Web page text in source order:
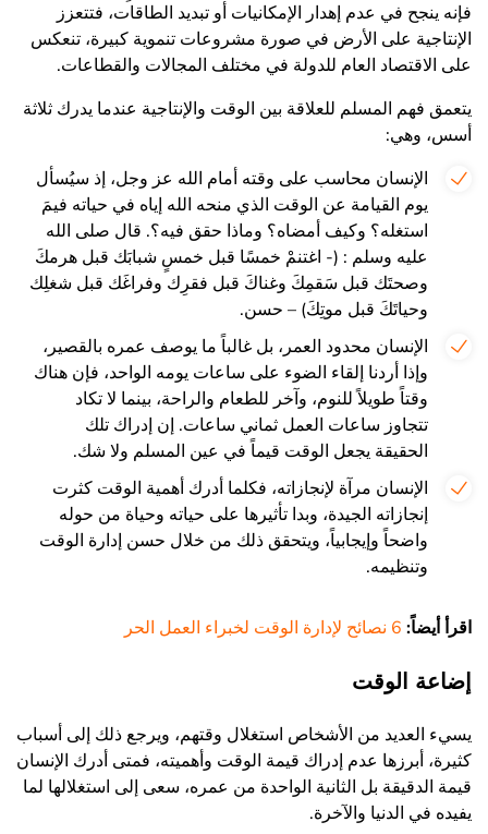
فإنه ينجح في عدم إهدار الإمكانيات أو تبديد الطاقات، فتتعزز
الإنتاجية على الأرض في صورة مشروعات تنموية كبيرة، تنعكس
على الاقتصاد العام للدولة في مختلف المجالات والقطاعات.
يتعمق فهم المسلم للعلاقة بين الوقت والإنتاجية عندما يدرك ثلاثة
أسس، وهي:
الإنسان محاسب على وقته أمام الله عز وجل، إذ سيُسأل
يوم القيامة عن الوقت الذي منحه الله إياه في حياته فيمَ
استغله؟ وكيف أمضاه؟ وماذا حقق فيه؟. قال صلى الله
عليه وسلم : (- اغتنمْ خمسًا قبل خمسٍ شبابَك قبل هرمكَ
وصحتَك قبل سَقمِكَ وغناكَ قبل فقرِك وفراغَك قبل شغلِك
وحياتَكَ قبل موتِكَ) – حسن.
الإنسان محدود العمر، بل غالباً ما يوصف عمره بالقصير،
وإذا أردنا إلقاء الضوء على ساعات يومه الواحد، فإن هناك
وقتاً طويلاً للنوم، وآخر للطعام والراحة، بينما لا تكاد
تتجاوز ساعات العمل ثماني ساعات. إن إدراك تلك
الحقيقة يجعل الوقت قيماً في عين المسلم ولا شك.
الإنسان مرآة لإنجازاته، فكلما أدرك أهمية الوقت كثرت
إنجازاته الجيدة، وبدا تأثيرها على حياته وحياة من حوله
واضحاً وإيجابياً، ويتحقق ذلك من خلال حسن إدارة الوقت
وتنظيمه.
اقرأ أيضاً: 6 نصائح لإدارة الوقت لخبراء العمل الحر
إضاعة الوقت
يسيء العديد من الأشخاص استغلال وقتهم، ويرجع ذلك إلى أسباب
كثيرة، أبرزها عدم إدراك قيمة الوقت وأهميته، فمتى أدرك الإنسان
قيمة الدقيقة بل الثانية الواحدة من عمره، سعى إلى استغلالها لما
يفيده في الدنيا والآخرة.